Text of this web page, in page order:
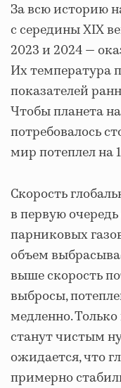
За всю историю
с середины XIX
2023 и 2024 —
Их температура
показателей
Чтобы планета
потребовалось
мир потеплел на
Скорость
в первую
парниковых
объем
выше скорость
выбросы,
медленно.
станут чистым
ожидается, что
примерно